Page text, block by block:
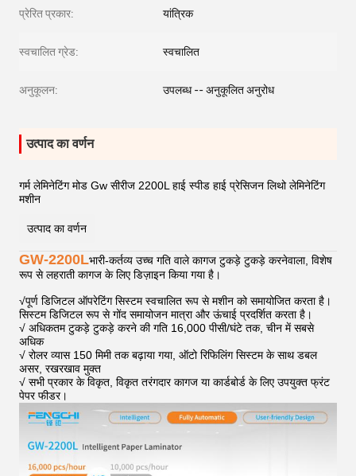
प्रेरित प्रकार: यांत्रिक
स्वचालित ग्रेड: स्वचालित
अनुकूलन: उपलब्ध -- अनुकूलित अनुरोध
उत्पाद का वर्णन
गर्म लेमिनेटिंग मोड Gw सीरीज 2200L हाई स्पीड हाई प्रेसिजन लिथो लेमिनेटिंग
मशीन
उत्पाद का वर्णन
GW-2200Lभारी-कर्तव्य उच्च गति वाले कागज टुकड़े टुकड़े करनेवाला, विशेष
रूप से लहराती कागज के लिए डिज़ाइन किया गया है।
√पूर्ण डिजिटल ऑपरेटिंग सिस्टम स्वचालित रूप से मशीन को समायोजित करता है।
सिस्टम डिजिटल रूप से गोंद समायोजन मात्रा और ऊंचाई प्रदर्शित करता है।
√ अधिकतम टुकड़े टुकड़े करने की गति 16,000 पीसी/घंटे तक, चीन में सबसे
अधिक
√ रोलर व्यास 150 मिमी तक बढ़ाया गया, ऑटो रिफिलिंग सिस्टम के साथ डबल
असर, रखरखाव मुक्त
√ सभी प्रकार के विकृत, विकृत तरंगदार कागज या कार्डबोर्ड के लिए उपयुक्त फ्रंट
पेपर फीडर।